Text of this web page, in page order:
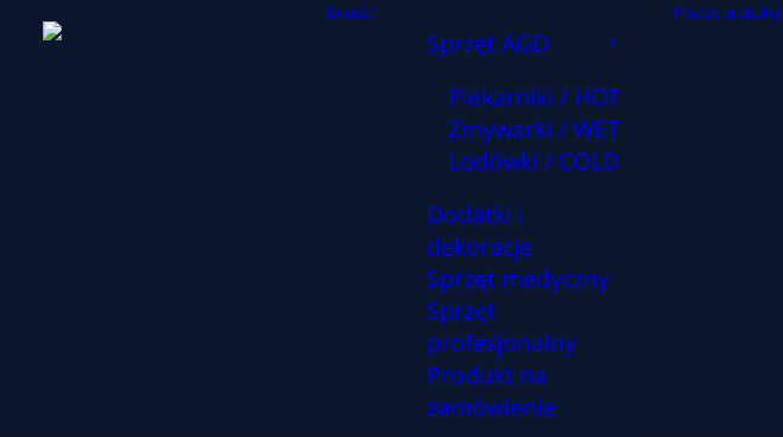
Branże
Sprzęt AGD
Piekarniki / HOT
Zmywarki / WET
Lodówki / COLD
Dodatki i
dekoracje
Sprzęt medyczny
Sprzęt
profesjonalny
Produkt na
zamówienie
Proces produkcji